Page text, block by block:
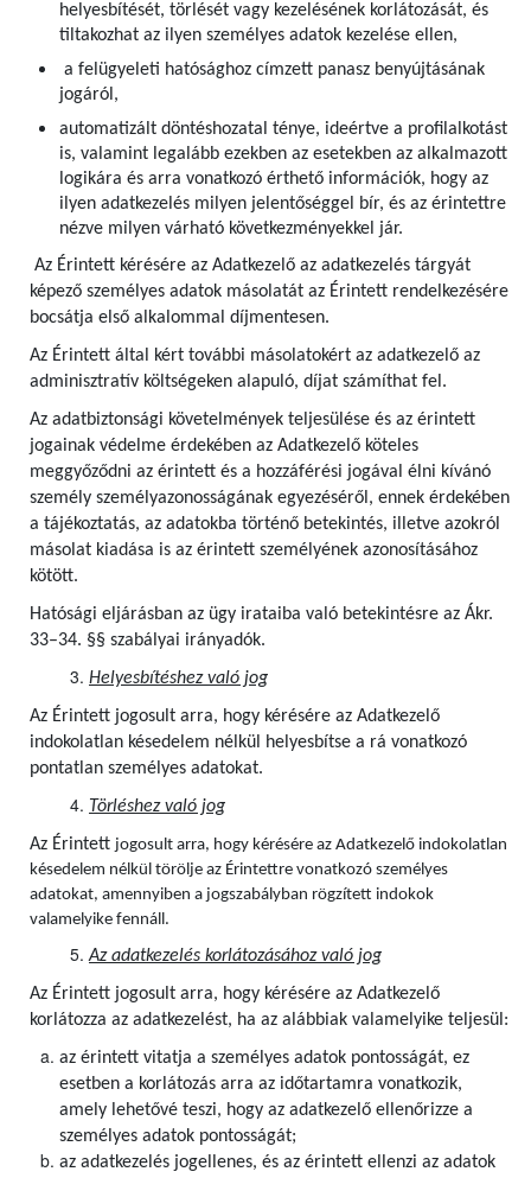
helyesbítését, törlését vagy kezelésének korlátozását, és
tiltakozhat az ilyen személyes adatok kezelése ellen,
a felügyeleti hatósághoz címzett panasz benyújtásának
jogáról,
automatizált döntéshozatal ténye, ideértve a profilalkotást
is, valamint legalább ezekben az esetekben az alkalmazott
logikára és arra vonatkozó érthető információk, hogy az
ilyen adatkezelés milyen jelentőséggel bír, és az érintettre
nézve milyen várható következményekkel jár.
Az Érintett kérésére az Adatkezelő az adatkezelés tárgyát
képező személyes adatok másolatát az Érintett rendelkezésére
bocsátja első alkalommal díjmentesen.
Az Érintett által kért további másolatokért az adatkezelő az
adminisztratív költségeken alapuló, díjat számíthat fel.
Az adatbiztonsági követelmények teljesülése és az érintett
jogainak védelme érdekében az Adatkezelő köteles
meggyőződni az érintett és a hozzáférési jogával élni kívánó
személy személyazonosságának egyezéséről, ennek érdekében
a tájékoztatás, az adatokba történő betekintés, illetve azokról
másolat kiadása is az érintett személyének azonosításához
kötött.
Hatósági eljárásban az ügy irataiba való betekintésre az Ákr.
33–34. §§ szabályai irányadók.
Helyesbítéshez való jog
Az Érintett jogosult arra, hogy kérésére az Adatkezelő
indokolatlan késedelem nélkül helyesbítse a rá vonatkozó
pontatlan személyes adatokat.
Törléshez való jog
Az Érintett jogosult arra, hogy kérésére az Adatkezelő indokolatlan
késedelem nélkül törölje az Érintettre vonatkozó személyes
adatokat, amennyiben a jogszabályban rögzített indokok
valamelyike fennáll.
Az adatkezelés korlátozásához való jog
Az Érintett jogosult arra, hogy kérésére az Adatkezelő
korlátozza az adatkezelést, ha az alábbiak valamelyike teljesül:
az érintett vitatja a személyes adatok pontosságát, ez
esetben a korlátozás arra az időtartamra vonatkozik,
amely lehetővé teszi, hogy az adatkezelő ellenőrizze a
személyes adatok pontosságát;
az adatkezelés jogellenes, és az érintett ellenzi az adatok